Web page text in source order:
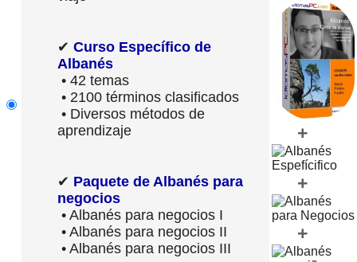
✔ Curso Específico de
Albanés
• 42 temas
• 2100 términos clasificados
• Diversos métodos de
aprendizaje
✔ Paquete de Albanés para
negocios
• Albanés para negocios I
• Albanés para negocios II
• Albanés para negocios III
+
+
+